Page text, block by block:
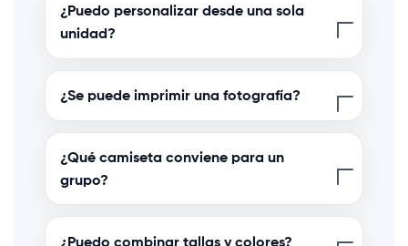
¿Puedo personalizar desde una sola
unidad?
¿Se puede imprimir una fotografía?
¿Qué camiseta conviene para un
grupo?
¿Puedo combinar tallas y colores?